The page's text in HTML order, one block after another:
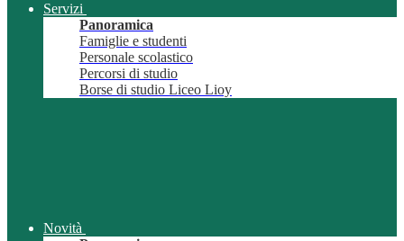
Servizi
Panoramica
Famiglie e studenti
Personale scolastico
Percorsi di studio
Borse di studio Liceo Lioy
Novità